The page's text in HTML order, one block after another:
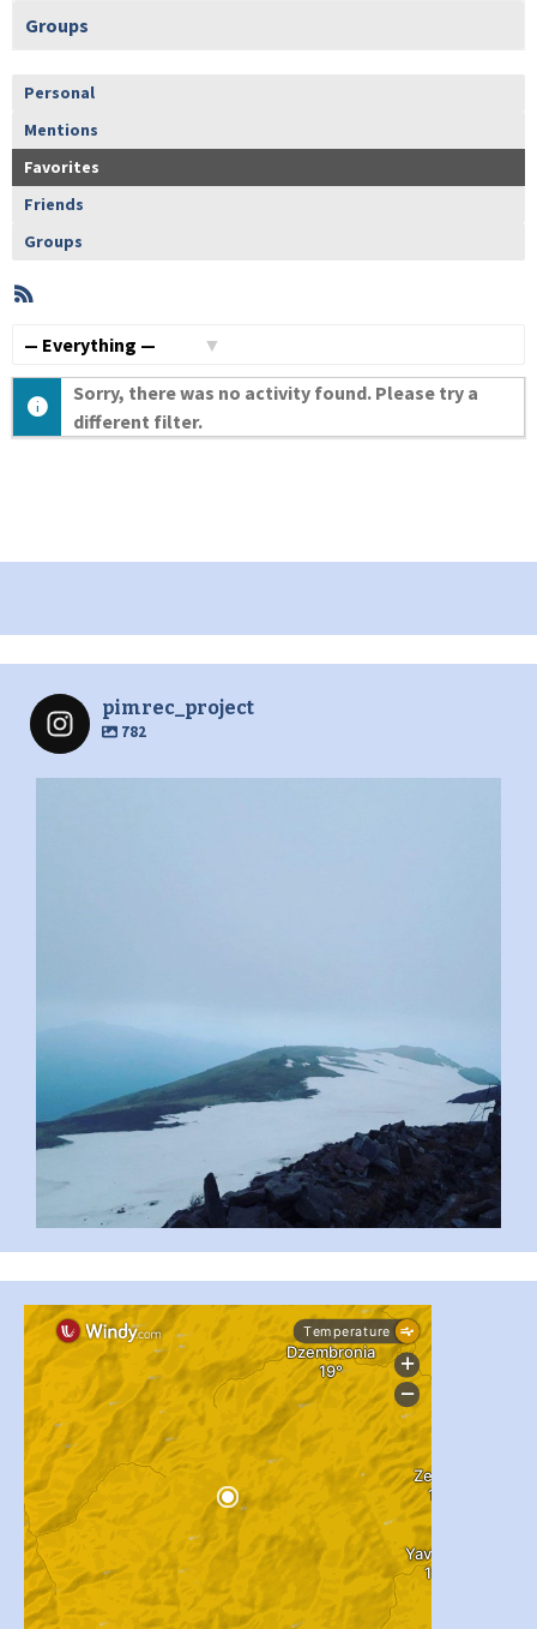
Groups
Personal
Mentions
Favorites
Friends
Groups
Member
Activities
Sorry, there was no activity found. Please try a
different filter.
pimrec_project
782
...
pimrec_project